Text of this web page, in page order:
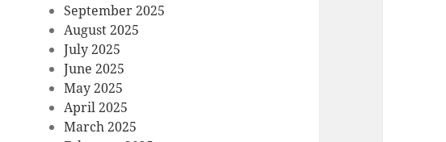
September 2025
August 2025
July 2025
June 2025
May 2025
April 2025
March 2025